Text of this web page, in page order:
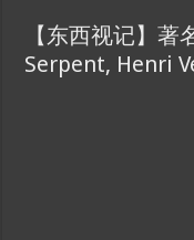
【东西视记】
Serpent, Henri